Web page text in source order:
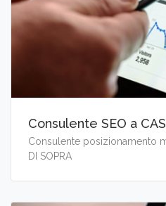
Consulente SEO a
Consulente posizionamento
DI SOPRA